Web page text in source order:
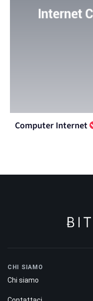
Computer Internet
CHI SIAMO
Chi siamo